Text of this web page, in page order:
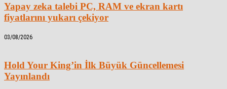
Yapay zeka talebi PC, RAM ve ekran kartı
fiyatlarını yukarı çekiyor
03/08/2026
Hold Your King’in İlk Büyük Güncellemesi
Yayınlandı